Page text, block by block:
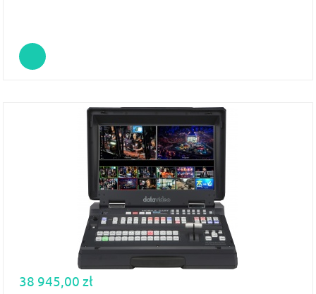
38 945,00 zł